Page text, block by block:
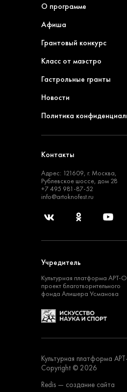
О программе
Афиша
Грантовый конкурс
Класс от маэстро
Гастрольные гранты
Новости
Политика
Контакты
Адрес: 121609, г. Москва,
Рублевское шоссе, дом 28
+7 495 981-87-52
info@artoknofest.ru
Учредитель
Культурная платформа АРТ-
проект благотворительного
фонда Алишера Усманова
Культурная платформа
Copyright © 2026
Redis — создание сайта